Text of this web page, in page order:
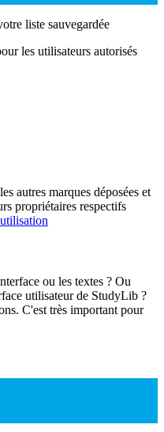
liste sauvegardée
les utilisateurs autorisés
autres marques déposées et
propriétaires respectifs
ou les textes ? Ou
utilisateur de StudyLib ?
C'est très important pour